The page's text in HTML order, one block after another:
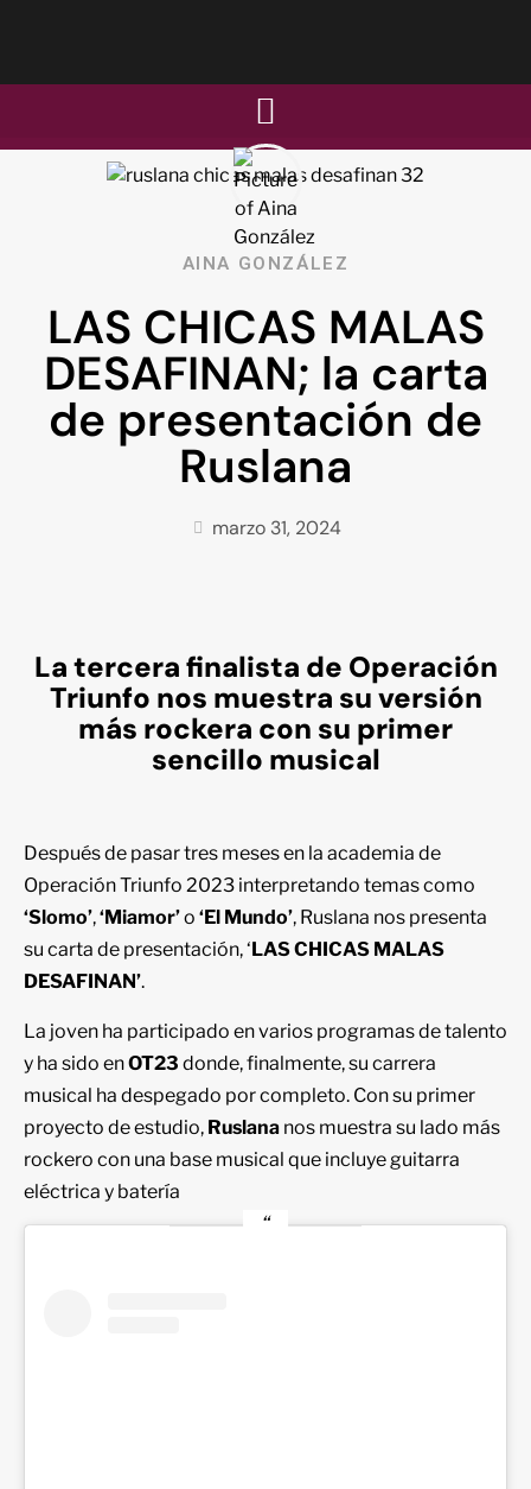
AINA GONZÁLEZ
LAS CHICAS MALAS
DESAFINAN; la carta
de presentación de
Ruslana
marzo 31, 2024
La tercera finalista de Operación
Triunfo nos muestra su versión
más rockera con su primer
sencillo musical
Después de pasar tres meses en la academia de
Operación Triunfo 2023 interpretando temas como
‘Slomo’,‘Miamor’o ‘El Mundo’, Ruslana nos presenta
su carta de presentación, ‘LAS CHICAS MALAS
DESAFINAN’.
La joven ha participado en varios programas de talento
y ha sido enOT23 donde, finalmente, su carrera
musical ha despegado por completo. Con su primer
proyecto de estudio, Ruslana nos muestra su lado más
rockero con una base musical que incluye guitarra
eléctrica y batería